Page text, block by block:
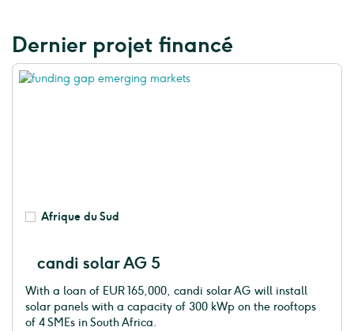
Dernier projet financé
Afrique du Sud
candi solar AG 5
With a loan of EUR 165,000, candi solar AG will install
solar panels with a capacity of 300 kWp on the rooftops
of 4 SMEs in South Africa.